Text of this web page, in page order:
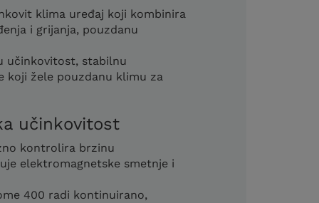
klima uređaj koji kombinira
i grijanja, pouzdanu
učinkovitost, stabilnu
koji žele pouzdanu klimu za
učinkovitost
kontrolira brzinu
elektromagnetske smetnje i
400 radi kontinuirano,